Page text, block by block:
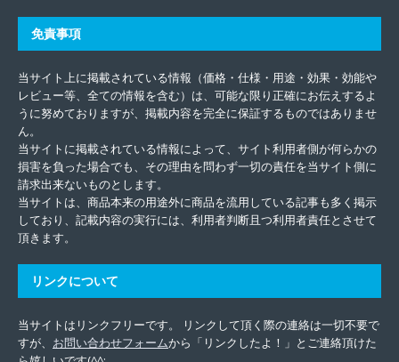
免責事項
当サイト上に掲載されている情報（価格・仕様・用途・効果・効能や
レビュー等、全ての情報を含む）は、可能な限り正確にお伝えするよ
うに努めておりますが、掲載内容を完全に保証するものではありませ
ん。
当サイトに掲載されている情報によって、サイト利用者側が何らかの
損害を負った場合でも、その理由を問わず一切の責任を当サイト側に
請求出来ないものとします。
当サイトは、商品本来の用途外に商品を流用している記事も多く掲示
しており、記載内容の実行には、利用者判断且つ利用者責任とさせて
頂きます。
リンクについて
当サイトはリンクフリーです。 リンクして頂く際の連絡は一切不要で
すが、 お問い合わせフォームから「リンクしたよ！」とご連絡頂けた